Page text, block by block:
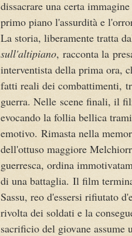
dissacrare una certa
primo piano l'assurdità e
La storia, liberamente tratta
sull'altipiano, racconta la
interventista della prima ora,
fatti reali dei combattimenti,
guerra. Nelle scene finali, il
evocando la follia bellica
emotivo. Rimasta nella
dell'ottuso maggiore
guerresca, ordina
di una battaglia. Il film
Sassu, reo d'essersi rifiutato
rivolta dei soldati e la
sacrificio del giovane